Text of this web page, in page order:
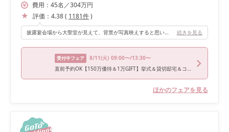
費用： 45名 ／304万円
評価： 4.38( 1181件)
披露宴会場から大聖堂が見えて、背景が写真映えすると思い選びました。 続きを見る
受付中フェア 8/11(火) 09:00〜/13:30〜
直前予約OK【150万優待＆1万GIFT】挙式＆貸切邸宅＆コース試食付
ほかのフェアを見る